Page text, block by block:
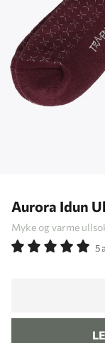
Aurora Idun
Myke og varme
5